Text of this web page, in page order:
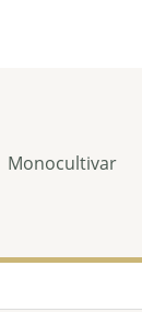
Monocultivar